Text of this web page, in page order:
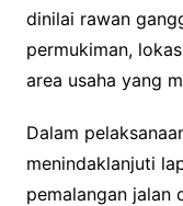
dinilai rawan
permukiman,
area usaha yang
Dalam
menindaklanjuti
pemalangan jalan